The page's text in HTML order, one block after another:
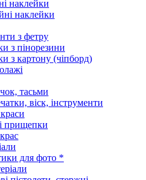
наклейки
наклейки
з фетру
з пінорезини
з картону (чіпборд)
тасьми
віск, інструменти
прищепки
для фото *